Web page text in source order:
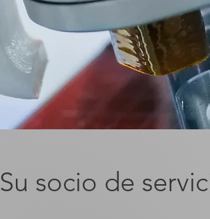
Su socio de